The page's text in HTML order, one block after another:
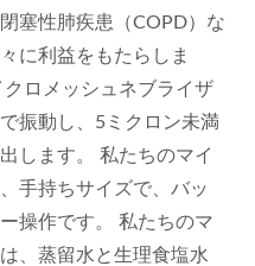
塞性肺疾患（COPD）な
に利益をもたらしま
ロメッシュネブライザ
振動し、5ミクロン未満
します。 私たちのマイ
手持ちサイズで、バッ
操作です。 私たちのマ
、蒸留水と生理食塩水